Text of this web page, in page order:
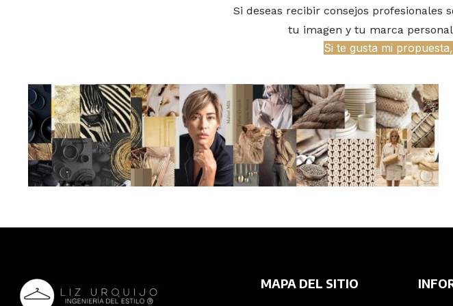
Si deseas recibir consejos profesionales
tu imagen y tu marca
Si te gusta mi
MAPA DEL SITIO